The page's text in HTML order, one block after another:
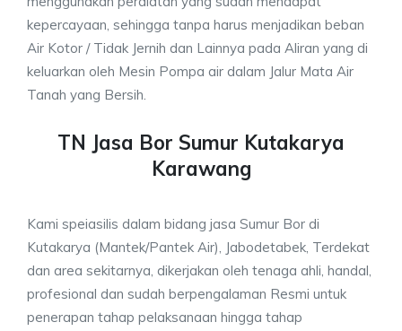
kepercayaan, sehingga tanpa harus menjadikan beban
Air Kotor / Tidak Jernih dan Lainnya pada Aliran yang di
keluarkan oleh Mesin Pompa air dalam Jalur Mata Air
Tanah yang Bersih.
TN Jasa Bor Sumur Kutakarya
Karawang
Kami speiasilis dalam bidang jasa Sumur Bor di
Kutakarya (Mantek/Pantek Air), Jabodetabek, Terdekat
dan area sekitarnya, dikerjakan oleh tenaga ahli, handal,
profesional dan sudah berpengalaman Resmi untuk
penerapan tahap pelaksanaan hingga tahap